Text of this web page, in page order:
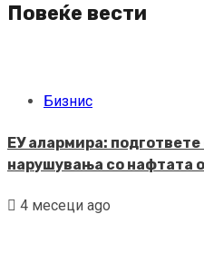
Повеќе вести
Бизнис
ЕУ алармира: подгответе
нарушувања со нафтата
4 месеци ago